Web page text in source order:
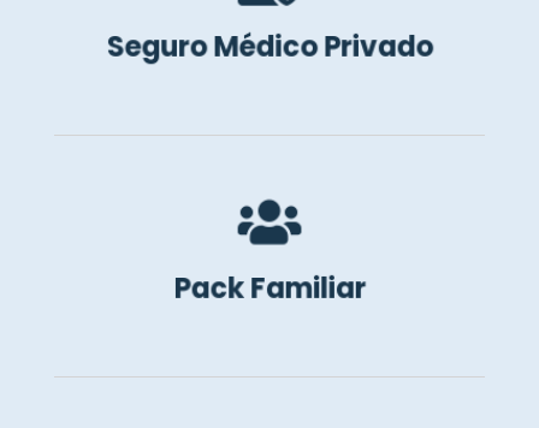
Seguro Médico Privado

Pack Familiar
Pack Familiar para que puedas llegar a